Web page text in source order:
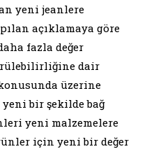
yeni jeanlere
açıklamaya göre
fazla değer
dair
konusunda üzerine
bir şekilde bağ
yeni malzemelere
için yeni bir değer